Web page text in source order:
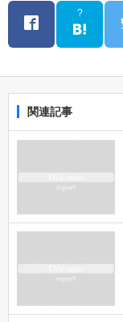
?
関連記事